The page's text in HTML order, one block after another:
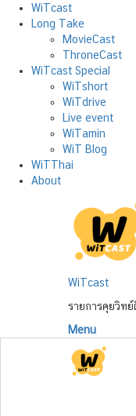
WiTcast
Long Take
MovieCast
ThroneCast
WiTcast Special
WiTshort
WiTdrive
Live event
WiTamin
WiT Blog
WiTThai
About
WiTcast
รายการคุยวิท
Menu